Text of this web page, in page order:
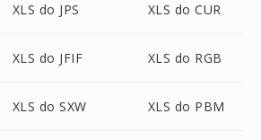
XLS do JPS XLS do CUR
XLS do JFIF XLS do RGB
XLS do SXW XLS do PBM